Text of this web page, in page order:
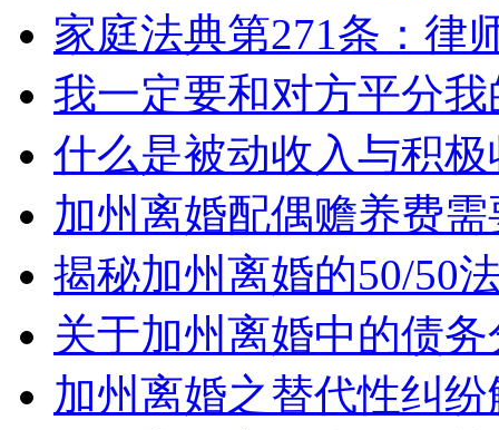
家庭法典第271条：律
我一定要和对方平分
什么是被动收入与积
加州离婚配偶赡养费
揭秘加州离婚的50/50
关于加州离婚中的债
加州离婚之替代性纠